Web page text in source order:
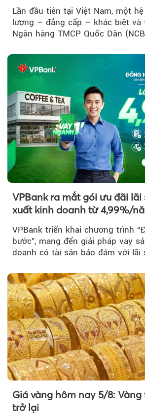
Lần đầu tiên tại Việt Nam, một
lượng – đẳng cấp – khác biệt và
Ngân hàng TMCP Quốc Dân
VPBank ra mắt gói ưu đãi lãi
xuất kinh doanh từ 4,99%/
VPBank triển khai chương trình
bước”, mang đến giải pháp vay
doanh có tài sản bảo đảm với lãi
Giá vàng hôm nay 5/8:
trở lại